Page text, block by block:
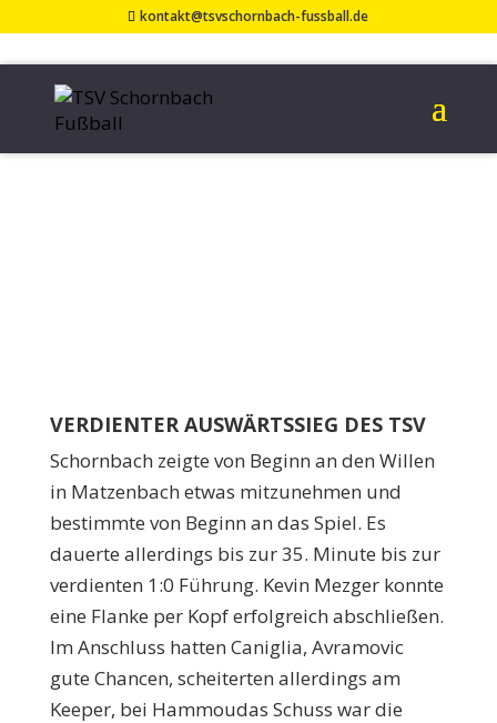
kontakt@tsvschornbach-fussball.de
FC MATZENBACH –
TSV SCHORNBACH
VERDIENTER AUSWÄRTSSIEG DES TSV
Schornbach zeigte von Beginn an den Willen
in Matzenbach etwas mitzunehmen und
bestimmte von Beginn an das Spiel. Es
dauerte allerdings bis zur 35. Minute bis zur
verdienten 1:0 Führung. Kevin Mezger konnte
eine Flanke per Kopf erfolgreich abschließen.
Im Anschluss hatten Caniglia, Avramovic
gute Chancen, scheiterten allerdings am
Keeper, bei Hammoudas Schuss war die